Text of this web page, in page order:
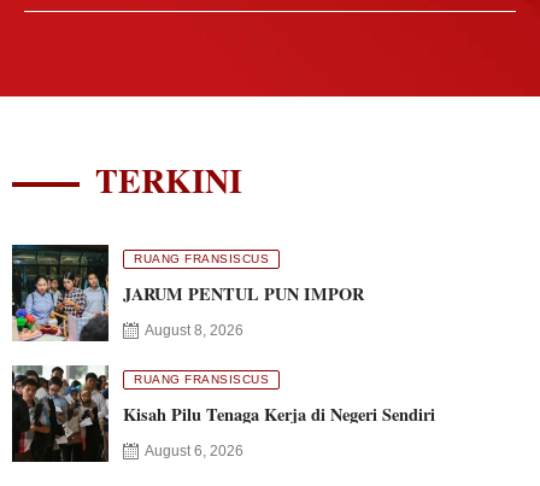
TERKINI
RUANG FRANSISCUS
JARUM PENTUL PUN IMPOR
August 8, 2026
RUANG FRANSISCUS
Kisah Pilu Tenaga Kerja di Negeri Sendiri
August 6, 2026